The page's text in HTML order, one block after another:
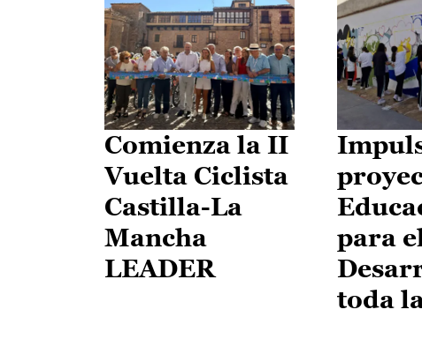
Comienza la II
Vuelta Ciclista
Castilla-La
Mancha
LEADER
para
toda